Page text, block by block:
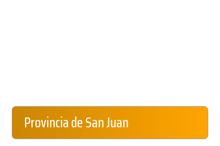
Provincia de San Juan